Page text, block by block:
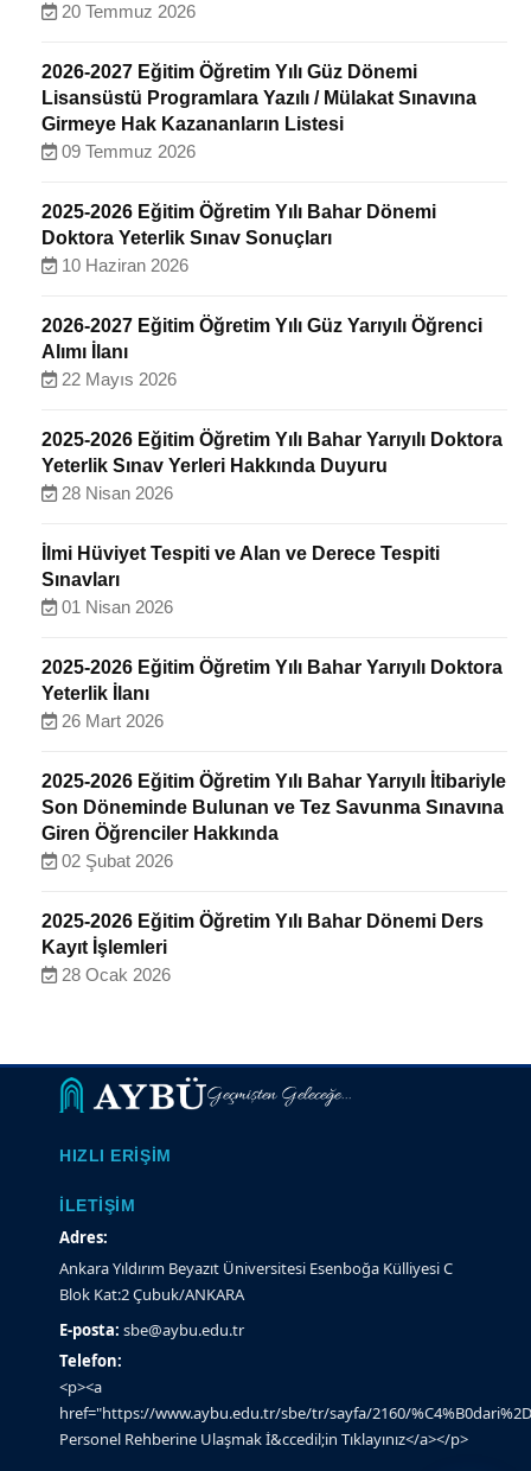
20 Temmuz 2026
2026-2027 Eğitim Öğretim Yılı Güz Dönemi
Lisansüstü Programlara Yazılı / Mülakat Sınavına
Girmeye Hak Kazananların Listesi
09 Temmuz 2026
2025-2026 Eğitim Öğretim Yılı Bahar Dönemi
Doktora Yeterlik Sınav Sonuçları
10 Haziran 2026
2026-2027 Eğitim Öğretim Yılı Güz Yarıyılı Öğrenci
Alımı İlanı
22 Mayıs 2026
2025-2026 Eğitim Öğretim Yılı Bahar Yarıyılı Doktora
Yeterlik Sınav Yerleri Hakkında Duyuru
28 Nisan 2026
İlmi Hüviyet Tespiti ve Alan ve Derece Tespiti
Sınavları
01 Nisan 2026
2025-2026 Eğitim Öğretim Yılı Bahar Yarıyılı Doktora
Yeterlik İlanı
26 Mart 2026
2025-2026 Eğitim Öğretim Yılı Bahar Yarıyılı İtibariyle
Son Döneminde Bulunan ve Tez Savunma Sınavına
Giren Öğrenciler Hakkında
02 Şubat 2026
2025-2026 Eğitim Öğretim Yılı Bahar Dönemi Ders
Kayıt İşlemleri
28 Ocak 2026
Geçmişten Geleceğe...
HIZLI ERIŞIM
İLETIŞIM
Adres:
Ankara Yıldırım Beyazıt Üniversitesi Esenboğa Külliyesi C
Blok Kat:2 Çubuk/ANKARA
E-posta: sbe@aybu.edu.tr
Telefon:
<p><a
href="https://www.aybu.edu.tr/sbe/tr/sayfa/2160/
Personel Rehberine Ulaşmak İ&ccedil;in Tıklayınız</a></p>